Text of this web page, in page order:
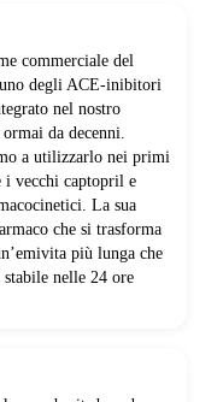
commerciale del
degli ACE-inibitori
nel nostro
da decenni.
a utilizzarlo nei primi
i vecchi captopril e
La sua
che si trasforma
più lunga che
stabile nelle 24 ore